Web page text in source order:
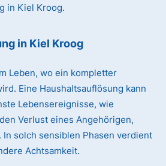
in Kiel Kroog.
in Kiel Kroog
Leben, wo ein kompletter
Eine Haushaltsauflösung kann
Lebensereignisse, wie
Verlust eines Angehörigen,
solch sensiblen Phasen verdient
Achtsamkeit.